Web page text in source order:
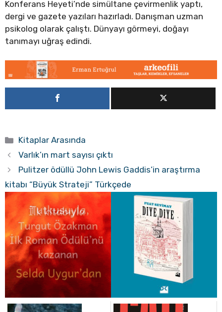
Konferans Heyeti’nde simültane çevirmenlik yaptı,
dergi ve gazete yazıları hazırladı. Danışman uzman
psikolog olarak çalıştı. Dünyayı görmeyi, doğayı
tanımayı uğraş edindi.
Kategoriler
Kitaplar Arasında
Varlık’ın mart sayısı çıktı
Pulitzer ödüllü John Lewis Gaddis’in araştırma
kitabı “Büyük Strateji” Türkçede